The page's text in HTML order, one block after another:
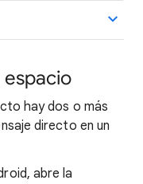
hay dos o más
directo en un
abre la